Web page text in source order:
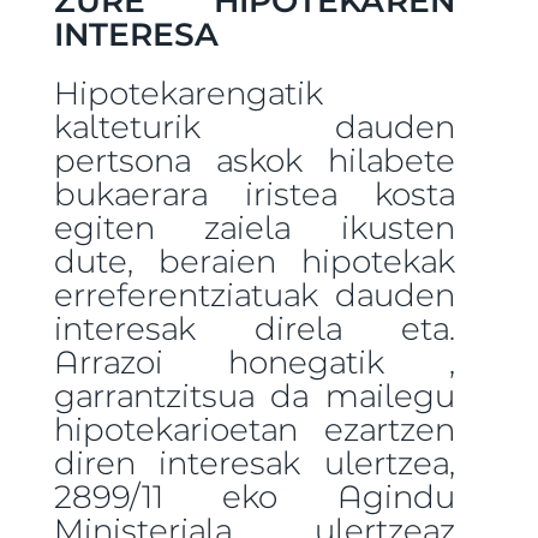
INTERESA
Hipotekarengatik
kalteturik dauden
pertsona askok hilabete
bukaerara iristea kosta
egiten zaiela ikusten
dute, beraien hipotekak
erreferentziatuak dauden
interesak direla eta.
Arrazoi honegatik ,
garrantzitsua da mailegu
hipotekarioetan ezartzen
diren interesak ulertzea,
2899/11 eko Agindu
Ministeriala ulertzeaz